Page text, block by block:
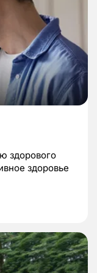
здорового
здоровье